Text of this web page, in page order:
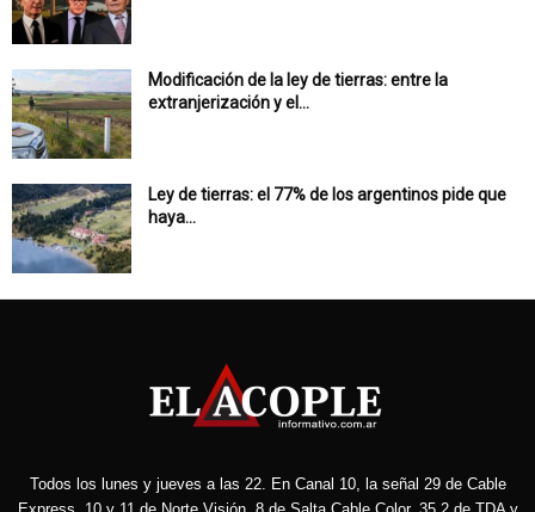
Modificación de la ley de tierras: entre la
extranjerización y el...
Ley de tierras: el 77% de los argentinos pide que
haya...
Todos los lunes y jueves a las 22. En Canal 10, la señal 29 de Cable